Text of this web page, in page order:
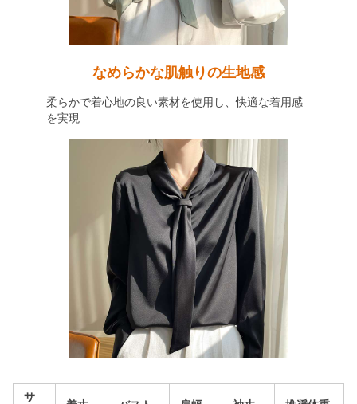
なめらかな肌触りの生地感
柔らかで着心地の良い素材を使用し、快適な着用感
を実現
サ